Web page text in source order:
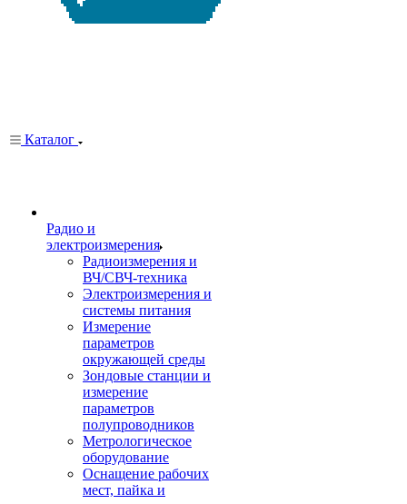
Каталог
Радио и
электроизмерения
Радиоизмерения и
ВЧ/СВЧ-техника
Электроизмерения и
системы питания
Измерение
параметров
окружающей среды
Зондовые станции и
измерение
параметров
полупроводников
Метрологическое
оборудование
Оснащение рабочих
мест, пайка и